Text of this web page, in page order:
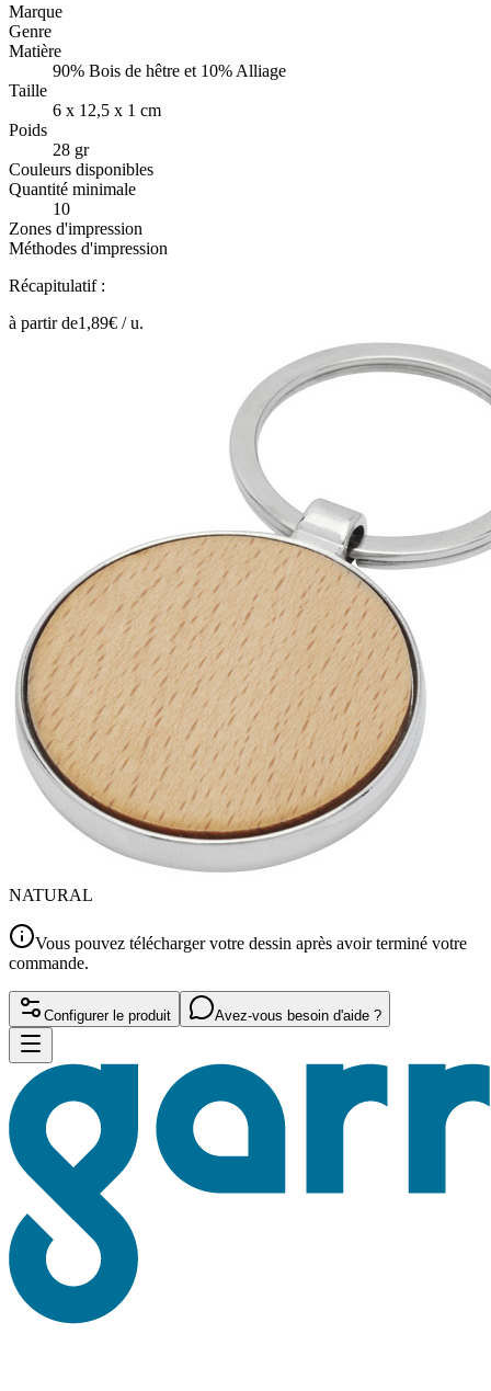
Marque
Genre
Matière
90% Bois de hêtre et 10% Alliage
Taille
6 x 12,5 x 1 cm
Poids
28 gr
Couleurs disponibles
Quantité minimale
10
Zones d'impression
Méthodes d'impression
Récapitulatif :
à partir de1,89€ /u.
NATURAL
Vous pouvez télécharger votre dessin après avoir terminé votre
commande.
Configurer le produit Avez-vous besoin d'aide ?